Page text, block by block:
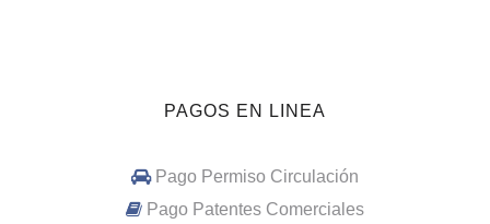
PAGOS EN LINEA
Pago Permiso Circulación
Pago Patentes Comerciales